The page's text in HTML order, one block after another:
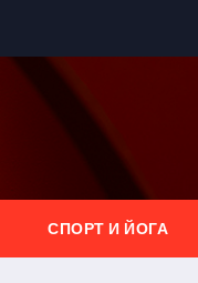
СПОРТ И ЙОГА